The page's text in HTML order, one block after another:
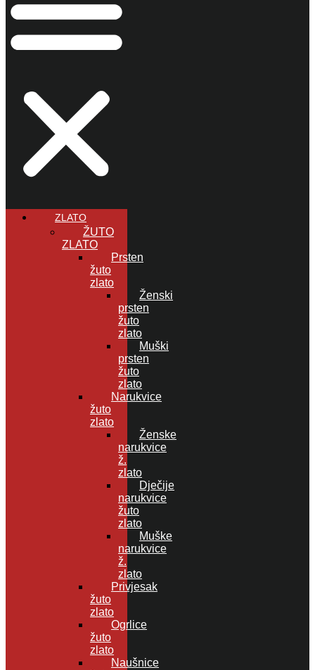
ZLATO
ŽUTO
ZLATO
Prsten
žuto
zlato
Ženski
prsten
žuto
zlato
Muški
prsten
žuto
zlato
Narukvice
žuto
zlato
Ženske
narukvice
ž.
zlato
Dječije
narukvice
žuto
zlato
Muške
narukvice
ž.
zlato
Privjesak
žuto
zlato
Ogrlice
žuto
zlato
Naušnice